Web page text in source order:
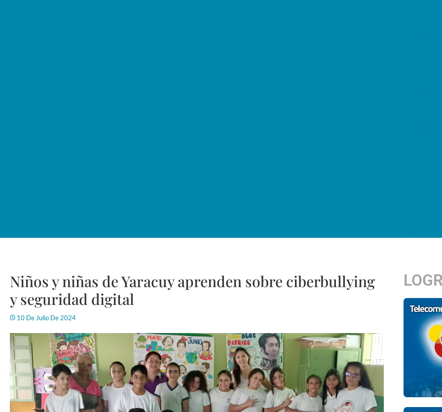
Niños y niñas de Yaracuy aprenden sobre ciberbullying
y seguridad digital
10 De Julio De 2024